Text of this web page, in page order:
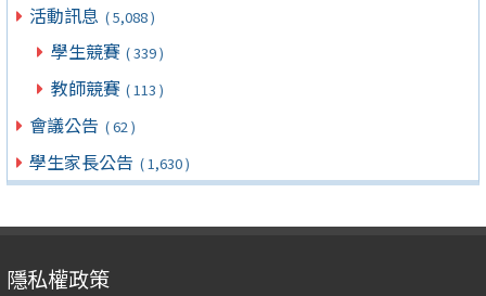
活動訊息 ( 5,088 )
學生競賽 ( 339 )
教師競賽 ( 113 )
會議公告 ( 62 )
學生家長公告 ( 1,630 )
隱私權政策